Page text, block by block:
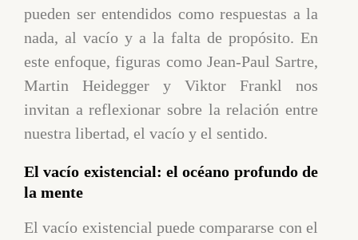
pueden ser entendidos como respuestas a la
nada, al vacío y a la falta de propósito. En
este enfoque, figuras como Jean-Paul Sartre,
Martin Heidegger y Viktor Frankl nos
invitan a reflexionar sobre la relación entre
nuestra libertad, el vacío y el sentido.
El vacío existencial: el océano profundo de
la mente
El vacío existencial puede compararse con el